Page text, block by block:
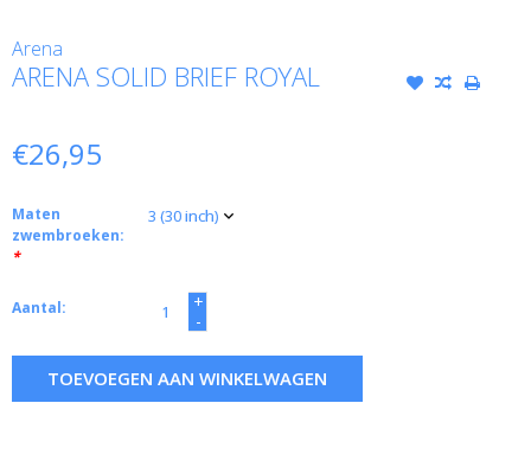
Arena
ARENA SOLID BRIEF ROYAL
€26,95
Maten
zwembroeken:
*
Aantal:
+
-
TOEVOEGEN AAN WINKELWAGEN